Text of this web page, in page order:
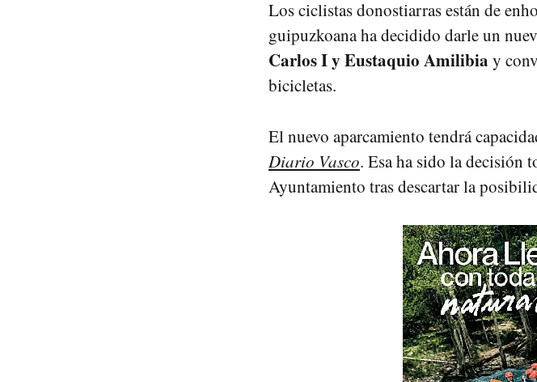
Los ciclistas donostiarras están de
guipuzkoana ha decidido darle un
Carlos I y Eustaquio Amilibia y
bicicletas.
El nuevo aparcamiento tendrá
Diario Vasco. Esa ha sido la decisión
Ayuntamiento tras descartar la